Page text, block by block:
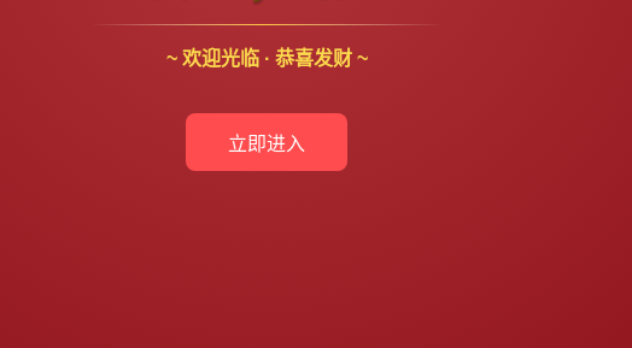
~ 欢迎光临 · 恭喜发财 ~
立即进入